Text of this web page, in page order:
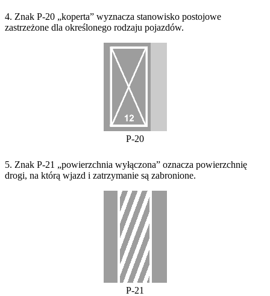
4. Znak P-20 „koperta” wyznacza stanowisko postojowe
zastrzeżone dla określonego rodzaju pojazdów.
P-20
5. Znak P-21 „powierzchnia wyłączona” oznacza powierzchnię
drogi, na którą wjazd i zatrzymanie są zabronione.
P-21